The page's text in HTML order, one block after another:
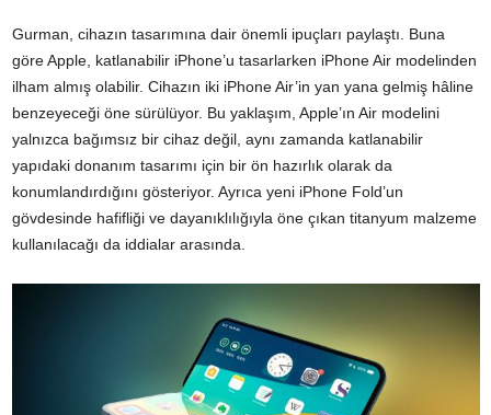
Gurman, cihazın tasarımına dair önemli ipuçları paylaştı. Buna
göre Apple, katlanabilir iPhone’u tasarlarken iPhone Air modelinden
ilham almış olabilir. Cihazın iki iPhone Air’in yan yana gelmiş hâline
benzeyeceği öne sürülüyor. Bu yaklaşım, Apple’ın Air modelini
yalnızca bağımsız bir cihaz değil, aynı zamanda katlanabilir
yapıdaki donanım tasarımı için bir ön hazırlık olarak da
konumlandırdığını gösteriyor. Ayrıca yeni iPhone Fold’un
gövdesinde hafifliği ve dayanıklılığıyla öne çıkan titanyum malzeme
kullanılacağı da iddialar arasında.